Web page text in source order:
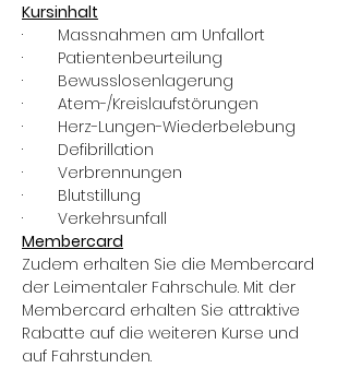
Kursinhalt
·        Massnahmen am Unfallort
·        Patientenbeurteilung
·        Bewusslosenlagerung
·        Atem-/Kreislaufstörungen
·        Herz-Lungen-Wiederbelebung
·        Defibrillation
·        Verbrennungen
·        Blutstillung
·        Verkehrsunfall
Membercard
Zudem erhalten Sie die Membercard
der Leimentaler Fahrschule. Mit der
Membercard erhalten Sie attraktive
Rabatte auf die weiteren Kurse und
auf Fahrstunden.